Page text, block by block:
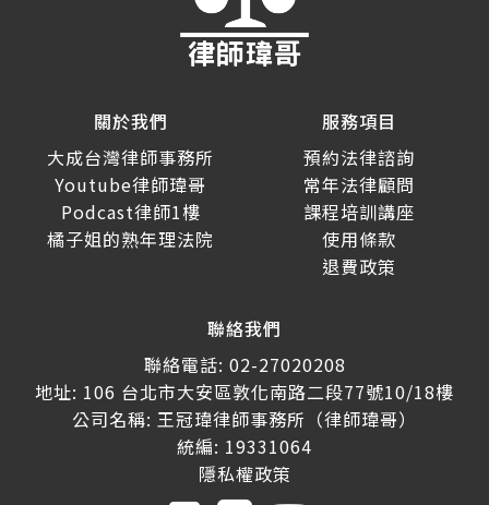
關於我們
大成台灣律師事務所
Youtube律師瑋哥
Podcast律師1樓
橘子姐的熟年理法院
服務項目
預約法律諮詢
常年法律顧問
課程培訓講座
使用條款
退費政策
聯絡我們
聯絡電話: 02-27020208
地址: 106 台北市大安區敦化南路二段77號10/18樓
公司名稱: 王冠瑋律師事務所（律師瑋哥）
統編: 19331064
隱私權政策